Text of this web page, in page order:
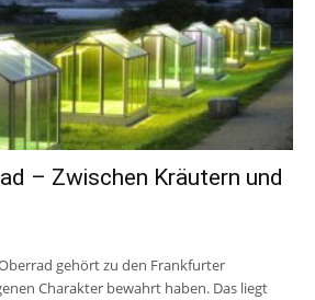
– Zwischen Kräutern und
gehört zu den Frankfurter
Charakter bewahrt haben. Das liegt